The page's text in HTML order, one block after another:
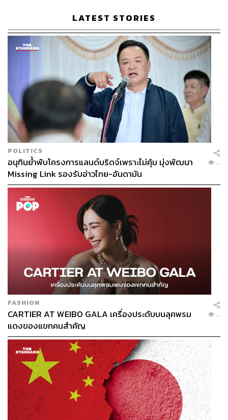
LATEST STORIES
POLITICS
อนุทินย้ำพับโครงการแลนด์บริดจ์เพราะไม่คุ้ม มุ่งพัฒนา
Missing Link รองรับอ่าวไทย-อันดามัน
...
FASHION
CARTIER AT WEIBO GALA เครื่องประดับบนลุคพรม
แดงของแขกคนสำคัญ
...